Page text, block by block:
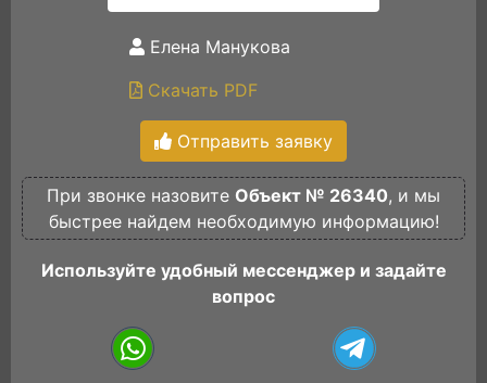
Елена Манукова
Скачать PDF
Отправить заявку
При звонке назовите Объект № 26340, и мы
быстрее найдем необходимую информацию!
Используйте удобный мессенджер и задайте
вопрос